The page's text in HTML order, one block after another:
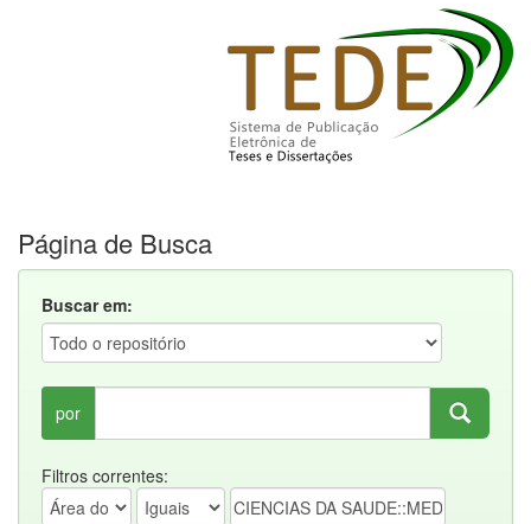
Página de Busca
Buscar em:
por
Filtros correntes: